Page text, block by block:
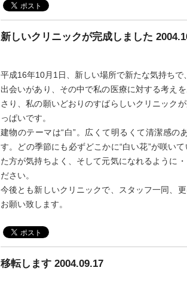
新しいクリニックが完成しました
平成16年10月1日、新しい場所で新たな気持ち
出会いがあり、その中で私の医療に対する考え
さり、私の願いどおりのすばらしいクリニック
っぱいです。
建物のテーマは“白”。広くて明るくて清潔感の
す。どの季節にも必ずどこかに“白い花”が咲い
た方が気持ちよく、そして元気になれるように
ださい。
今後とも新しいクリニックで、スタッフ一同、
お願い致します。
移転します 2004.09.17